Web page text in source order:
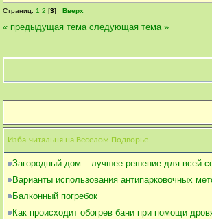
Страниц: 1 2 [3] Вверх
« предыдущая тема следующая тема »
Изба-читальня на Веселом Подворье
Загородный дом – лучшее решение для всей
Варианты использования антипарковочных
Балконный погребок
Как происходит обогрев бани при помощи